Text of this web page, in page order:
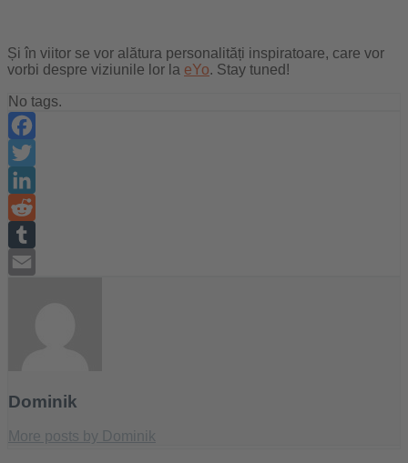
Și în viitor se vor alătura personalități inspiratoare, care vor
vorbi despre viziunile lor la eYo. Stay tuned!
No tags.
Facebook
Twitter
LinkedIn
Reddit
Tumblr
Dominik
More posts by Dominik